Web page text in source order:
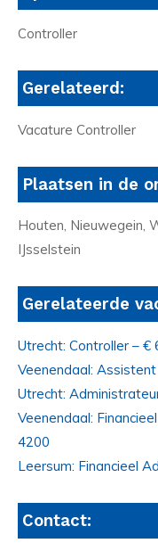
Controller
Gerelateerd:
Vacature Controller
Plaatsen in de
Houten, Nieuwegein,
IJsselstein
Gerelateerde
Utrecht: Controller – €
Veenendaal:
Utrecht:
Veenendaal:
4200
Leersum: Financieel
Contact: